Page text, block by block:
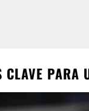
CLAVE PARA